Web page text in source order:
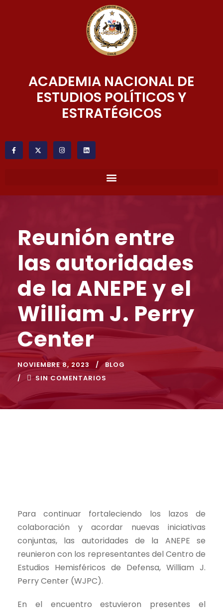
ACADEMIA NACIONAL DE
ESTUDIOS POLÍTICOS Y
ESTRATÉGICOS
Reunión entre
las autoridades
de la ANEPE y el
William J. Perry
Center
NOVIEMBRE 8, 2023
BLOG
SIN COMENTARIOS
Para continuar fortaleciendo los lazos de
colaboración y acordar nuevas iniciativas
conjuntas, las autoridades de la ANEPE se
reunieron con los representantes del Centro de
Estudios Hemisféricos de Defensa, William J.
Perry Center (WJPC).
En el encuentro estuvieron presentes el